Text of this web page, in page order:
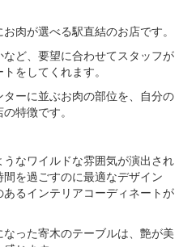
肉が選べる駅直結のお店です。
ど、要望に合わせてスタッフが
をしてくれます。
ーに並ぶお肉の部位を、自分の
特徴です。
なワイルドな雰囲気が演出され
を過ごすのに最適なデザイン
るインテリアコーディネートが
った寄木のテーブルは、艶が美